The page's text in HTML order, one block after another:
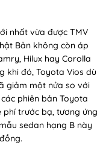
nhất vừa được TMV
Bản không còn áp
Hilux hay Corolla
khi đó, Toyota Vios dù
giảm một nửa so với
phiên bản Toyota
phí trước bạ, tương ứng
sedan hạng B này